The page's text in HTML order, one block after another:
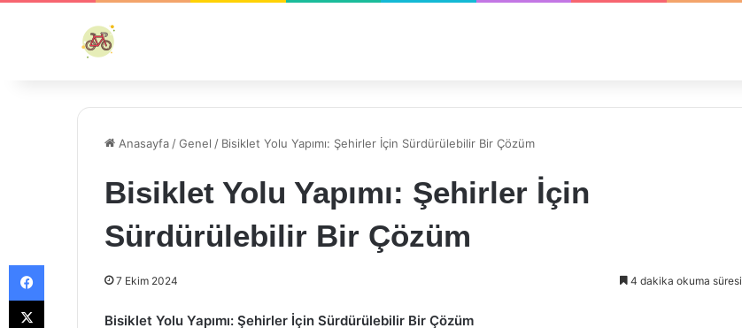
Anasayfa /Genel / Bisiklet Yolu Yapımı: Şehirler İçin Sürdürülebilir Bir Çözüm
Bisiklet Yolu Yapımı: Şehirler İçin
Sürdürülebilir Bir Çözüm
7 Ekim 2024 4 dakika okuma süresi
Bisiklet Yolu Yapımı: Şehirler İçin Sürdürülebilir Bir Çözüm
Facebook
X